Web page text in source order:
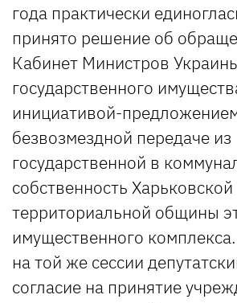
года практически
принято решение об
Кабинет Министров
государственного
инициативой-
безвозмездной передаче из
государственной в
собственность
территориальной общины
имущественного
на той же сессии
согласие на принятие